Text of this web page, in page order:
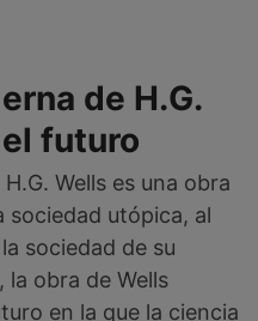
de H.G.
futuro
Wells es una obra
sociedad utópica, al
sociedad de su
la obra de Wells
en la que la ciencia